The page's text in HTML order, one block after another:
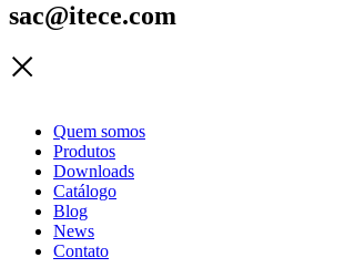
sac@itece.com
Quem somos
Produtos
Downloads
Catálogo
Blog
News
Contato